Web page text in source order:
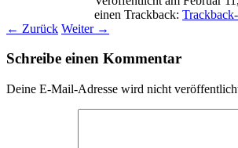
einen Trackback:
← Zurück Weiter →
Schreibe einen Kommentar
Deine E-Mail-Adresse wird nicht